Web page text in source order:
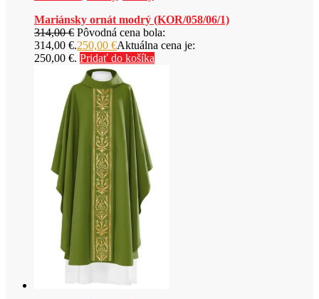
Mariánsky ornát modrý (KOR/058/06/1)
314,00€ Pôvodná cena bola:
314,00 €.250,00 €Aktuálna cena je:
250,00 €. Pridať do košíka